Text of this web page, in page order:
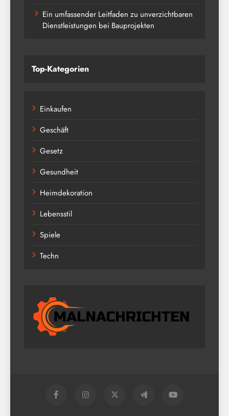
Ein umfassender Leitfaden zu unverzichtbaren
Dienstleistungen bei Bauprojekten
Top-Kategorien
Einkaufen
Geschäft
Gesetz
Gesundheit
Heimdekoration
Lebensstil
Spiele
Techn